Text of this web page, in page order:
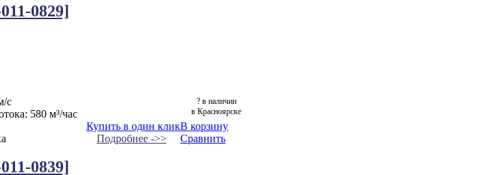
0829]
с
580 м³/час
Купить в один клик
? в наличии
в Красноярске
В корзину
Сравнить
Подробнее ->>
0839]